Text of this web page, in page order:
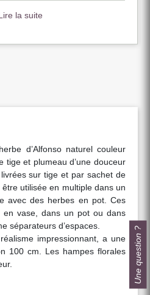
la suite
d’Alfonso naturel couleur
tige et plumeau d’une douceur
sur tige et par sachet de
utilisée en multiple dans un
avec des herbes en pot. Ces
en vase, dans un pot ou dans
séparateurs d’espaces.
impressionnant, a une
100 cm. Les hampes florales
Une question ?